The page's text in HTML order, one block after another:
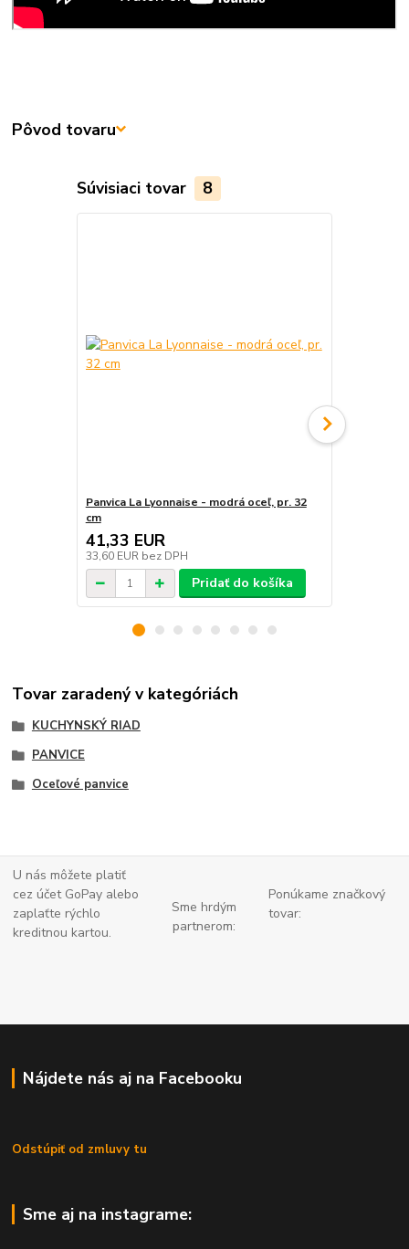
Pôvod tovaru
Súvisiaci tovar 8
Panvica La Lyonnaise - modrá oceľ, pr. 32
cm
41,33 EUR
33,60 EUR bez DPH
Pridať do košíka
Tovar zaradený v kategóriách
KUCHYNSKÝ RIAD
PANVICE
Oceľové panvice
U nás môžete platiť
cez účet GoPay alebo
zaplaťte rýchlo
kreditnou kartou.
Sme hrdým
partnerom:
Ponúkame značkový
tovar:
Nájdete nás aj na Facebooku
Odstúpiť od zmluvy tu
Sme aj na instagrame: